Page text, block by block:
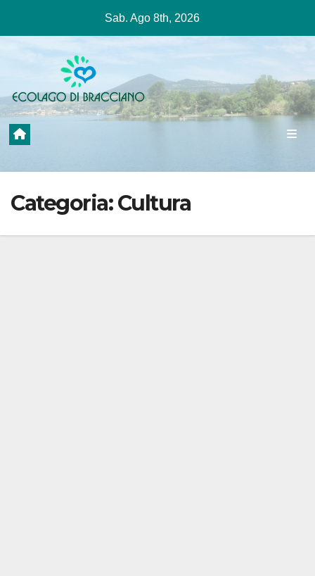
contenuto
Sab. Ago 8th, 2026
Categoria:Cultura